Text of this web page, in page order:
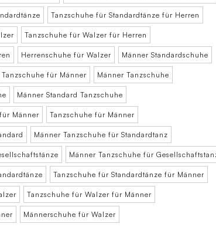
Tanzschuhe für Standardtänze für Herren
Tanzschuhe für Walzer für Herren
Herrenschuhe für Walzer Männer Standardschuhe
Tanzschuhe für Männer Männer Tanzschuhe
Männer Standard Tanzschuhe
Männer Tanzschuhe für Männer
Männer Tanzschuhe für Standardtanz
Männer Tanzschuhe für
Tanzschuhe für Standardtänze für Männer
Tanzschuhe für Walzer für Männer
Männerschuhe für Walzer